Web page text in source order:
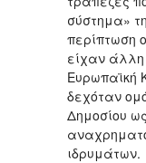
σύστημα»
περίπτωση
είχαν άλλη
Ευρωπαϊκή
δεχόταν
Δημοσίου
ιδρυμάτων.